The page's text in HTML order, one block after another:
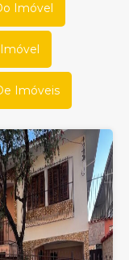
Imóvel
Imóveis